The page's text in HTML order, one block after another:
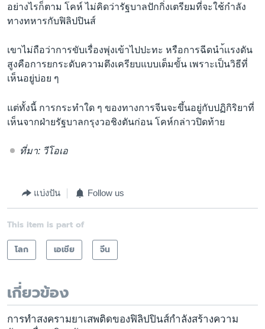
อย่างไรก็ตาม โคห์ ไม่คิดว่ารัฐบาลปักกิ่งเตรียมที่จะใช้กำลัง
ทางทหารกับฟิลิปปินส์
เขาไม่ถือว่าการขับเรื่องพุ่งเข้าไปปะทะ หรือการฉีดนำ้เเรงดัน
สูงคือการยกระดับความตึงเครียบแบบเต็มขั้น เพราะเป็นวิธีที่
เห็นอยู่บ่อย ๆ
แต่ทั้งนี้ การกระทำใด ๆ ของทางการจีนจะขึ้นอยู่กับปฏิกิริยาที่
เห็นจากฝ่ายรัฐบาลกรุงวอชิงตันก่อน โคห์กล่าวปิดท้าย
ที่มา: วีโอเอ
แบ่งปัน Follow us
This item is part of
โลก
เอเชีย จีน
เกี่ยวข้อง
การทำสงครามยาเสพติดของฟิลิปปินส์กำลังสร้างความ